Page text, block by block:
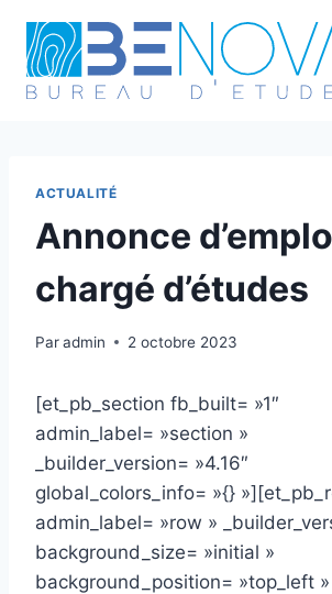
ACTUALITÉ
Annonce
chargé d’études
Paradmin 2 octobre 2023
[et_pb_section fb_built= »1″
admin_label= »section »
_builder_version= »4.16″
global_colors_info= »{}
admin_label= »row »
background_size= »initial »
background_position= »top_left »